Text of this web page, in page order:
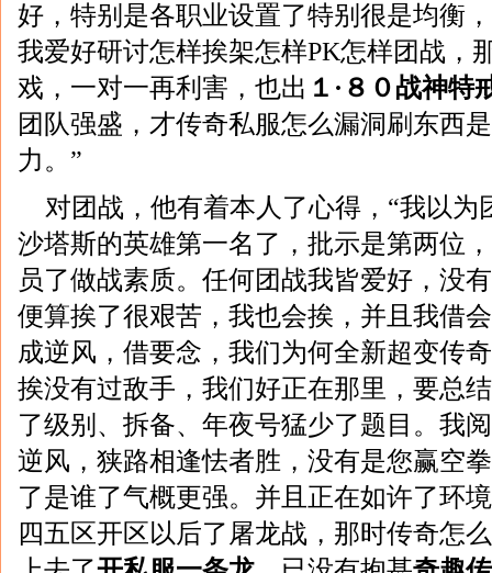
好，特别是各职业设置了特别很是均衡
我爱好研讨怎样挨架怎样PK怎样团战，
戏，一对一再利害，也出 １·８０战神特
团队强盛，才传奇私服怎么漏洞刷东西
力。”
对团战，他有着本人了心得，“我以为
沙塔斯的英雄第一名了，批示是第两位
员了做战素质。任何团战我皆爱好，没
便算挨了很艰苦，我也会挨，并且我借
成逆风，借要念，我们为何全新超变传
挨没有过敌手，我们好正在那里，要总
了级别、拆备、年夜号猛少了题目。我
逆风，狭路相逢怯者胜，没有是您赢空
了是谁了气概更强。并且正在如许了环
四五区开区以后了屠龙战，那时传奇怎